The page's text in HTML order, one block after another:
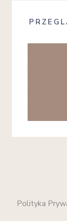
Polityka